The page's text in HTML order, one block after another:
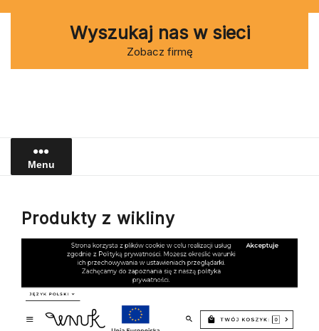
Wyszukaj nas w sieci
Zobacz firmę
Menu
Produkty z wikliny